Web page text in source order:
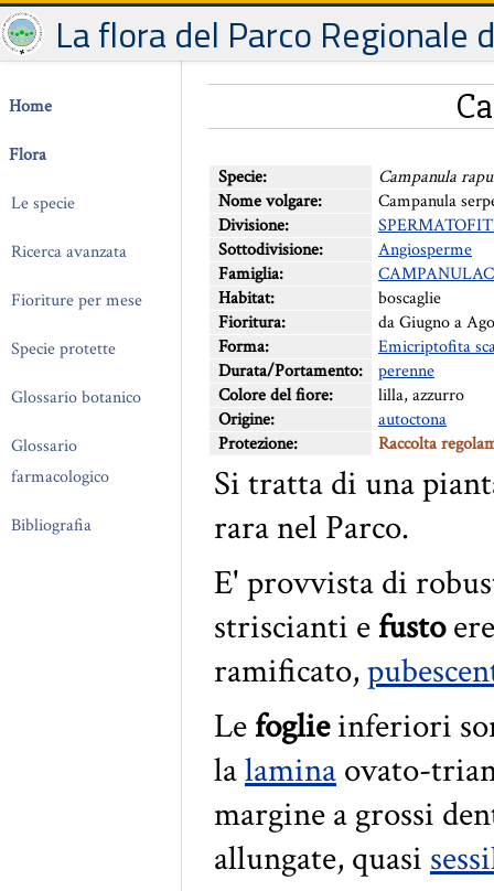
La flora del Parco Regionale
Home
Flora
Le specie
Ricerca avanzata
Fioriture per mese
Specie protette
Glossario botanico
Glossario
farmacologico
Bibliografia
Specie:
Campanula
Nome volgare:
Campanula
Divisione:
Sottodivisione:
Angiosperme
Famiglia:
Habitat:
boscaglie
Fioritura:
da Giugno a
Forma:
Emicriptofita
Durata/Portamento:
perenne
Colore del fiore:
lilla, azzurro
Origine:
autoctona
Protezione:
Raccolta
Si tratta di una
rara nel Parco.
E' provvista di
striscianti efusto
ramificato,
Lefoglieinferiori
lalamina ovato-
margine a grossi
allungate, quasi